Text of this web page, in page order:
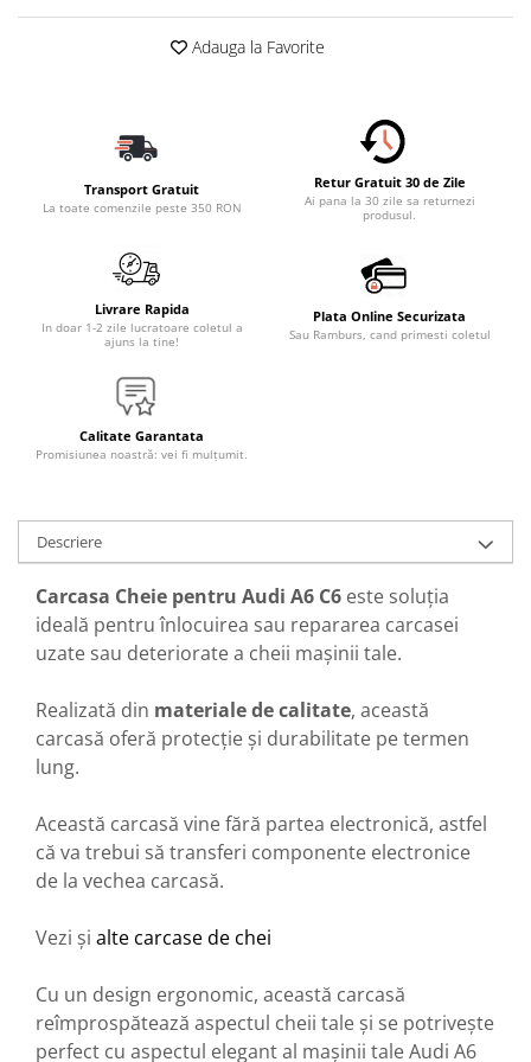
Adauga la Favorite
Transport Gratuit
La toate comenzile peste 350 RON
Retur Gratuit 30 de Zile
Ai pana la 30 zile sa returnezi
produsul.
Livrare Rapida
In doar 1-2 zile lucratoare coletul a
ajuns la tine!
Plata Online Securizata
Sau Ramburs, cand primesti coletul
Calitate Garantata
Promisiunea noastră: vei fi mulțumit.
Descriere
Carcasa Cheie pentru Audi A6 C6 este soluția
ideală pentru înlocuirea sau repararea carcasei
uzate sau deteriorate a cheii mașinii tale.
Realizată din materiale de calitate, această
carcasă oferă protecție și durabilitate pe termen
lung.
Această carcasă vine fără partea electronică, astfel
că va trebui să transferi componente electronice
de la vechea carcasă.
Vezi și alte carcase de chei
Cu un design ergonomic, această carcasă
reîmprospătează aspectul cheii tale și se potrivește
perfect cu aspectul elegant al mașinii tale Audi A6